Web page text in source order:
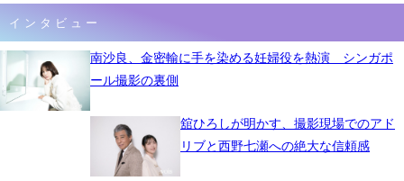
インタビュー
南沙良、金密輸に手を染める妊婦役を熱演 シンガポ
ール撮影の裏側
舘ひろしが明かす、撮影現場でのアド
リブと西野七瀬への絶大な信頼感